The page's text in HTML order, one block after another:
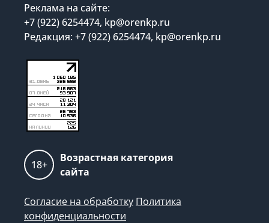
Реклама на сайте:
+7 (922) 6254474, kp@orenkp.ru
Редакция: +7 (922) 6254474, kp@orenkp.ru
18+
Возрастная категория
сайта
Согласие на обработку Политика
конфиденциальности